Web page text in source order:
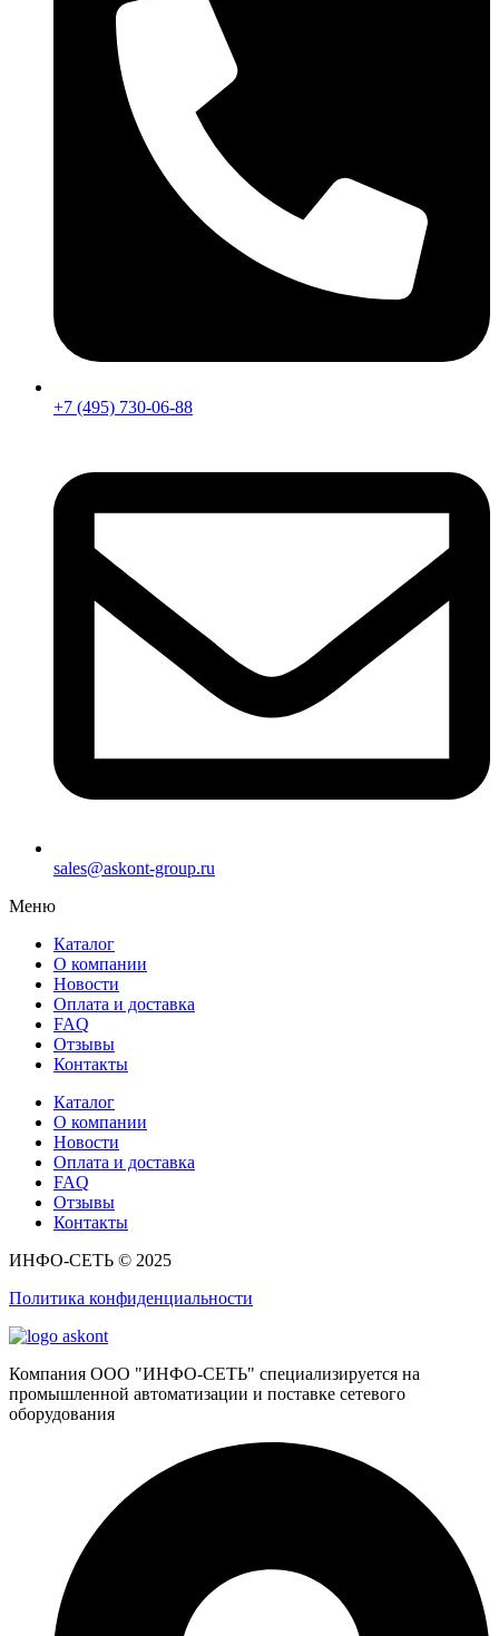
+7 (495) 730-06-88
sales@askont-group.ru
Меню
Каталог
О компании
Новости
Оплата и доставка
FAQ
Отзывы
Контакты
Каталог
О компании
Новости
Оплата и доставка
FAQ
Отзывы
Контакты
ИНФО-СЕТЬ © 2025
Политика конфиденциальности
Компания ООО "ИНФО-СЕТЬ" специализируется на
промышленной автоматизации и поставке сетевого
оборудования